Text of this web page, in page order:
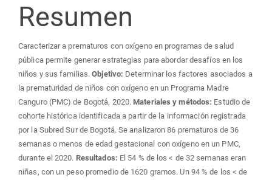
Resumen
Caracterizar a prematuros con oxígeno en programas de salud
pública permite generar estrategias para abordar desafíos en los
niños y sus familias.Objetivo: Determinar los factores asociados a
la prematuridad de niños con oxígeno en un Programa Madre
Canguro (PMC) de Bogotá, 2020.Materiales y métodos: Estudio de
cohorte histórica identificada a partir de la información registrada
por la Subred Sur de Bogotá. Se analizaron 86 prematuros de 36
semanas o menos de edad gestacional con oxígeno en un PMC,
durante el 2020. Resultados: El 54 % de los < de 32 semanas eran
niñas, con un peso promedio de 1620 gramos. Un 94 % de los < de